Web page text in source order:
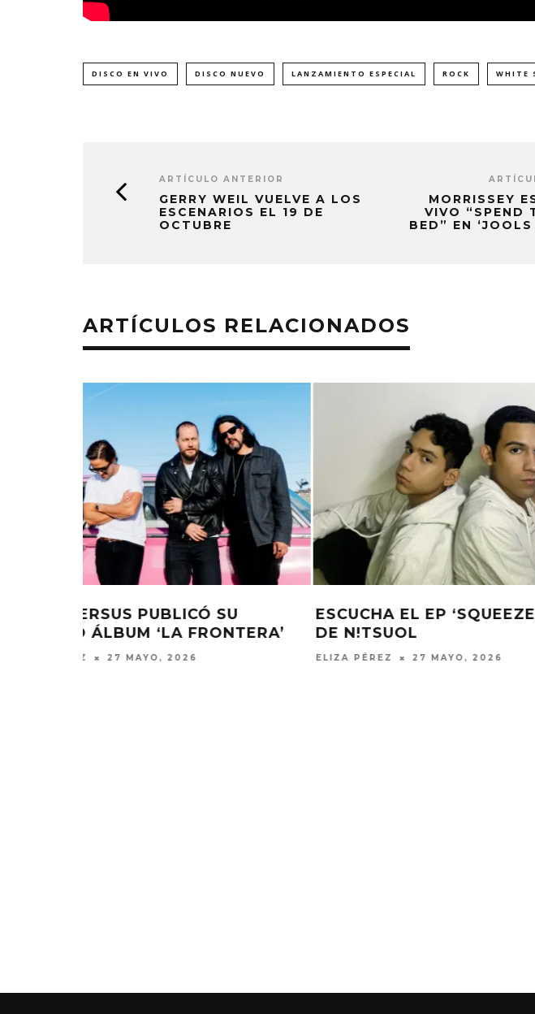
DISCO EN VIVO DISCO NUEVO LANZAMIENTO ESPECIAL ROCK WHITE
ARTÍCULO ANTERIOR
GERRY WEIL VUELVE A LOS
ESCENARIOS EL 19 DE
OCTUBRE
MORRISSEY
VIVO “SPEND
BED” EN
ARTÍCULOS RELACIONADOS
ESCUCHA EL EP ‘SQUEEZE IT HARD’
DE N!TSUOL
ELIZA PÉREZ 27 MAYO, 2026
VINILOVERSUS
NUEVO
ELIZA PÉREZ 30